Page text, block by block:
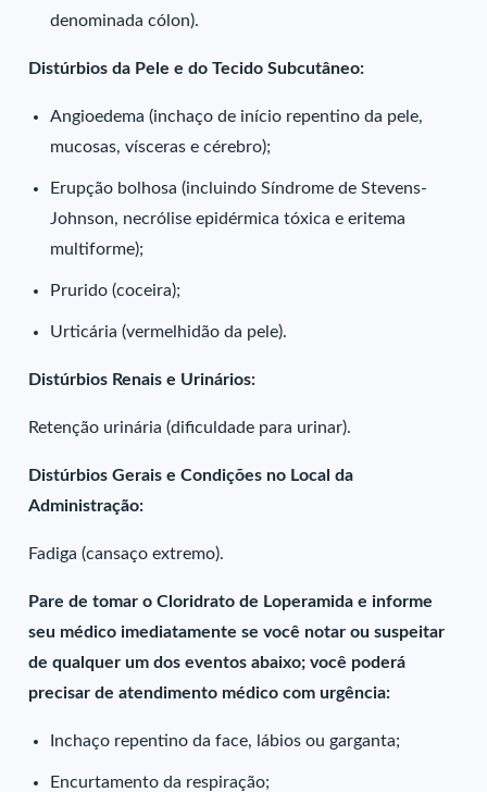
denominada cólon).
Distúrbios da Pele e do Tecido Subcutâneo:
Angioedema (inchaço de início repentino da pele,
mucosas, vísceras e cérebro);
Erupção bolhosa (incluindo Síndrome de Stevens-
Johnson, necrólise epidérmica tóxica e eritema
multiforme);
Prurido (coceira);
Urticária (vermelhidão da pele).
Distúrbios Renais e Urinários:
Retenção urinária (dificuldade para urinar).
Distúrbios Gerais e Condições no Local da
Administração:
Fadiga (cansaço extremo).
Pare de tomar o Cloridrato de Loperamida e informe
seu médico imediatamente se você notar ou suspeitar
de qualquer um dos eventos abaixo; você poderá
precisar de atendimento médico com urgência:
Inchaço repentino da face, lábios ou garganta;
Encurtamento da respiração;